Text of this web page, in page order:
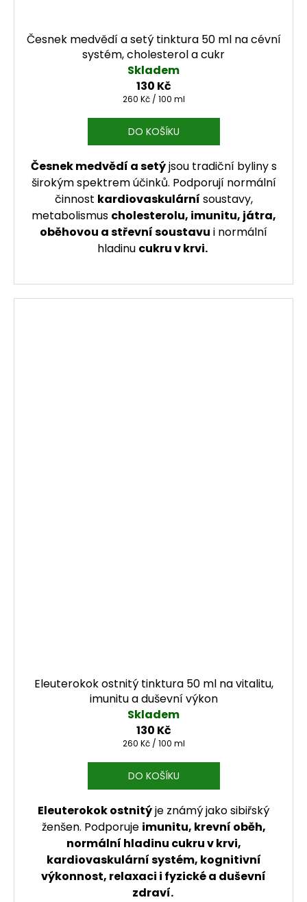
Česnek medvědí a setý tinktura 50 ml na cévní
systém, cholesterol a cukr
Skladem
130 Kč
Měrná cena:
260 Kč / 100 ml
DO KOŠÍKU
Česnek medvědí a setýjsou tradiční byliny s
širokým spektrem účinků. Podporují normální
činnost kardiovaskulární soustavy,
metabolismus cholesterolu, imunitu, játra,
oběhovou a střevní soustavu i normální
hladinu cukru v krvi.
Eleuterokok ostnitý tinktura 50 ml na vitalitu,
imunitu a duševní výkon
Skladem
130 Kč
Měrná cena:
260 Kč / 100 ml
DO KOŠÍKU
Eleuterokok ostnitýje známý jako sibiřský
ženšen. Podporuje imunitu, krevní oběh,
normální hladinu cukru v krvi,
kardiovaskulární systém, kognitivní
výkonnost, relaxaci i fyzické a duševní
zdraví.